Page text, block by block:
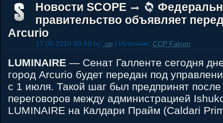
Новости SCOPE
правительство объявляет
Arcurio
17.06.2014 00:59 by .up | Источник: CCP Falcon
LUMINAIRE — Сенат Галленте сегодня
город Arcurio будет передан под
с 1 июля. Такой шаг был предпринят
переговоров между администрацией
LUMINAIRE на Калдари Прайм (Caldari